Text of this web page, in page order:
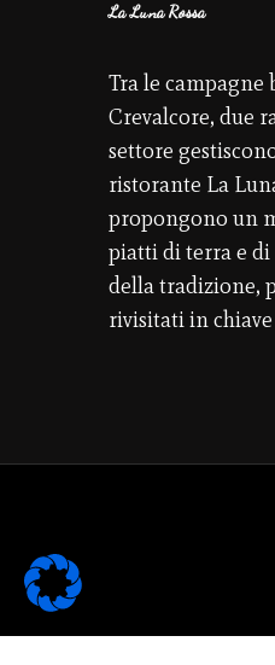
La Luna Rossa
Tra le campagne
Crevalcore, due
settore
ristorante La
propongono un
piatti di terra e
della tradizione,
rivisitati in